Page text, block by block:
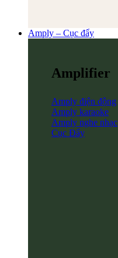
Amply – Cục đẩy
Amplifier
Amply điện động
Amply karaoke
Amply nghe nhạc
Cục Đẩy